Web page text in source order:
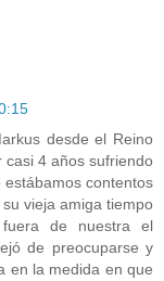
desde el Reino
casi 4 años sufriendo
contentos
vieja amiga tiempo
de nuestra el
de preocuparse y
en la medida en que